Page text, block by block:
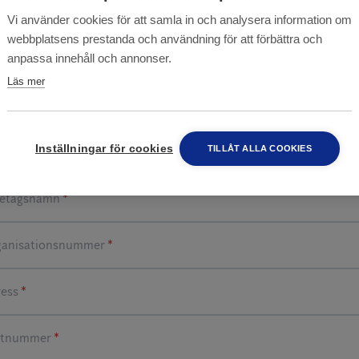
sker med faktura. För faktura via e-post fyller
för fakturering. Annars kan du lämna det
Företag Privatperson
*
*
*
*
Vi använder cookies för att samla in och analysera information om
webbplatsens prestanda och användning för att förbättra och
anpassa innehåll och annonser.
Läs mer
Inställningar för cookies TILLÅT ALLA COOKIES